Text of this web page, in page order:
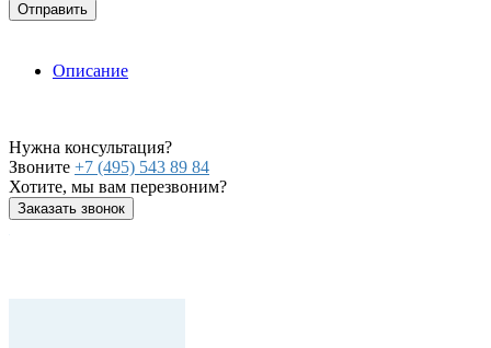
Отправить
Описание
Нужна консультация?
Звоните +7 (495) 543 89 84
Хотите, мы вам перезвоним?
Заказать звонок